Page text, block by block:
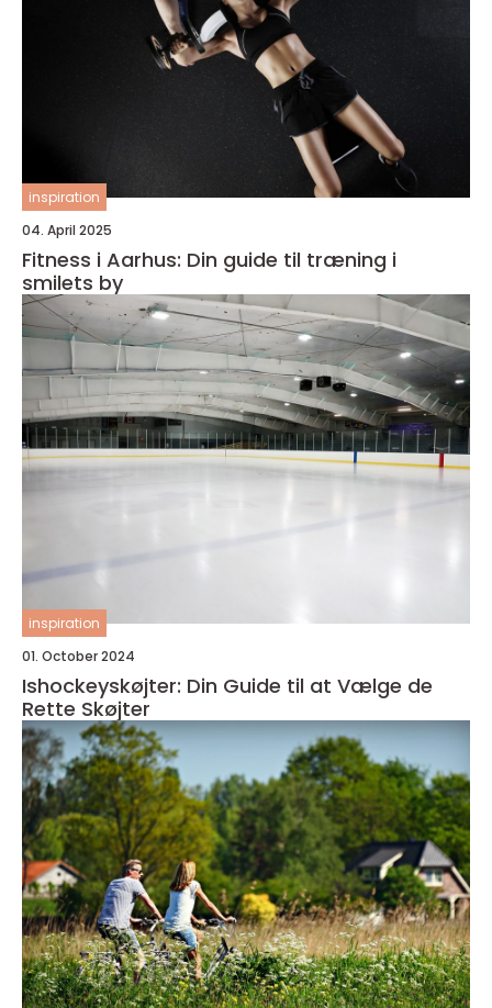
inspiration
04. April 2025
Fitness i Aarhus: Din guide til træning i
smilets by
inspiration
01. October 2024
Ishockeyskøjter: Din Guide til at Vælge de
Rette Skøjter